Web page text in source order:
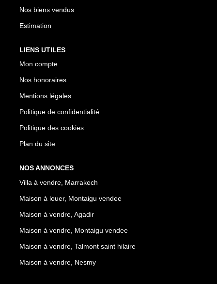
Nos biens vendus
Estimation
LIENS UTILES
Mon compte
Nos honoraires
Mentions légales
Politique de confidentialité
Politique des cookies
Plan du site
NOS ANNONCES
Villa à vendre, Marrakech
Maison à louer, Montaigu vendee
Maison à vendre, Agadir
Maison à vendre, Montaigu vendee
Maison à vendre, Talmont saint hilaire
Maison à vendre, Nesmy